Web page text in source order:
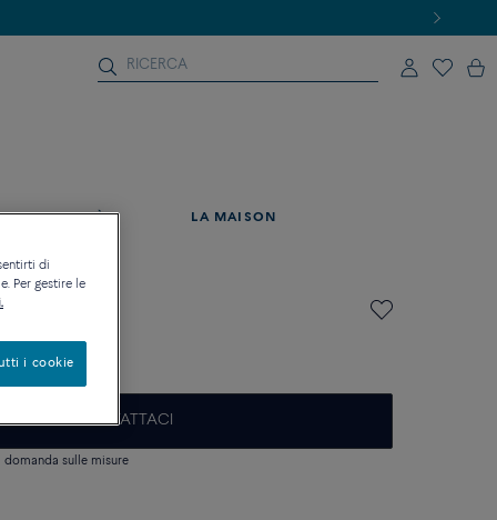
ATTUALITÀ LA MAISON
CONTATTACI
sulle misure
di
Per gestire le
i cookie